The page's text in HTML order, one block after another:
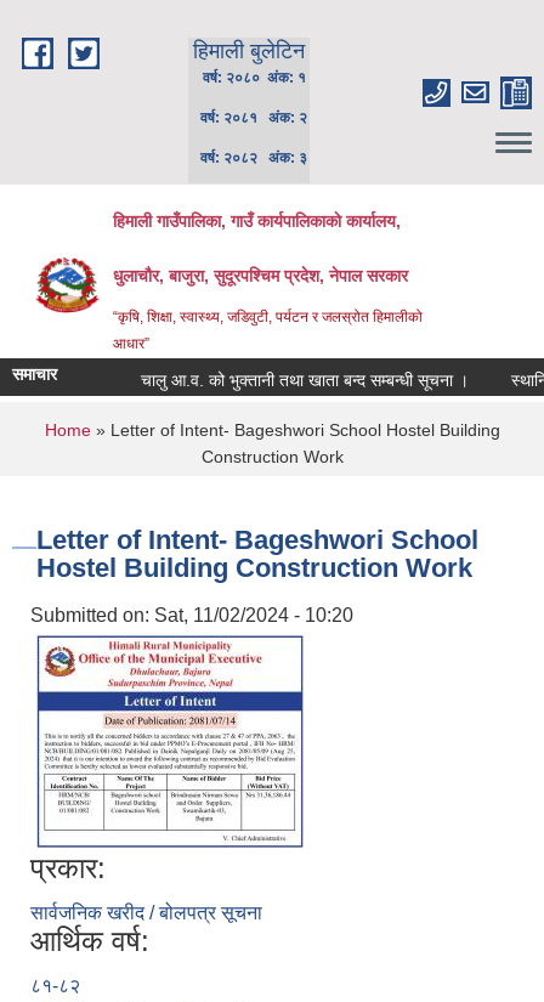
हिमाली बुलेटिन
वर्ष: २०८० अंक: १
वर्ष: २०८१ अंक: २
वर्ष: २०८२ अंक: ३
हिमाली गाउँपालिका, गाउँ कार्यपालिकाकाे कार्यालय,
धुलाचौर, बाजुरा, सुदूरपश्चिम प्रदेश, नेपाल सरकार
“कृषि, शिक्षा, स्वास्थ्य, जडिवुटी, पर्यटन र जलस्रोत हिमालीको
आधार”
समाचार चालु आ.व. को भुक्तानी तथा खाता बन्द सम्बन्धी सूचना । स्थानिय
You are here
Home» Letter of Intent- Bageshwori School Hostel Building
Construction Work
Letter of Intent- Bageshwori School
Hostel Building Construction Work
Submitted on: Sat, 11/02/2024 - 10:20
प्रकार:
सार्वजनिक खरीद / बोलपत्र सूचना
आर्थिक वर्ष:
८१-८२